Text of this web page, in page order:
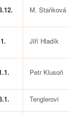
M. Staňková
Jiří Hladík
Petr Klusoň
Tenglerovi